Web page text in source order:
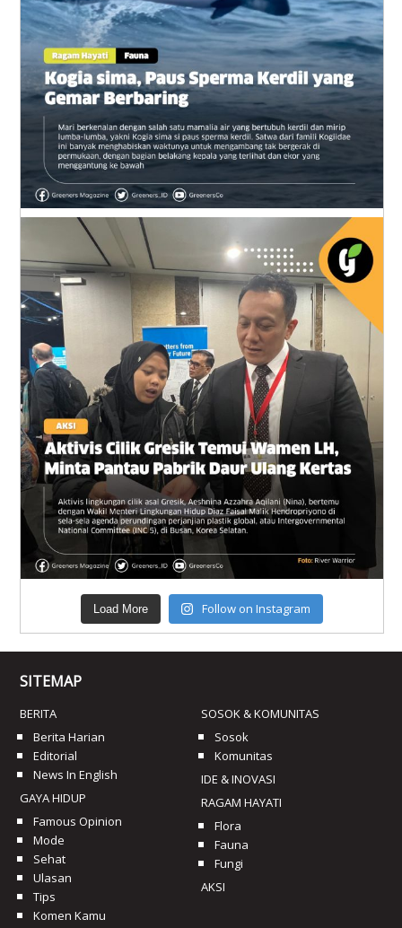
Load More Follow on Instagram
SITEMAP
BERITA
Berita Harian
Editorial
News In English
GAYA HIDUP
Famous Opinion
Mode
Sehat
Ulasan
Tips
Komen Kamu
SOSOK & KOMUNITAS
Sosok
Komunitas
IDE & INOVASI
RAGAM HAYATI
Flora
Fauna
Fungi
AKSI